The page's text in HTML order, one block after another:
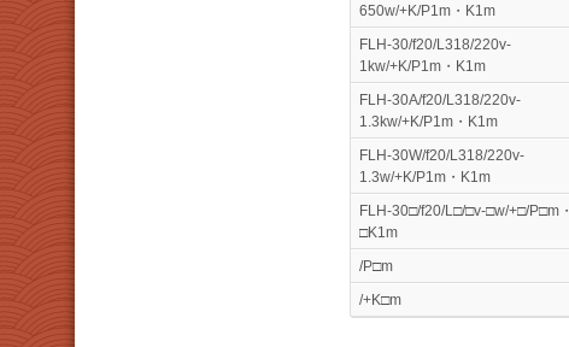
650w/+K/P1m・K1m
FLH-30/f20/L318/220v-
1kw/+K/P1m・K1m
FLH-30A/f20/L318/220v-
1.3kw/+K/P1m・K1m
FLH-30W/f20/L318/220v-
1.3w/+K/P1m・K1m
FLH-30□/f20/L□/□v-□w/+□/P□m・
□K1m
/P□m
/+K□m